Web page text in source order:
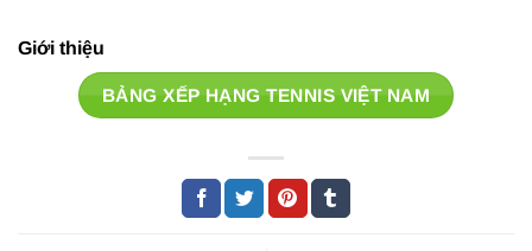
Giới thiệu
BẢNG XẾP HẠNG TENNIS VIỆT NAM